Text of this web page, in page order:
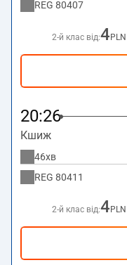
REG 80407
2-й клас від:4 PLN
20:26
Кшиж
46хв
REG 80411
2-й клас від:4 PLN